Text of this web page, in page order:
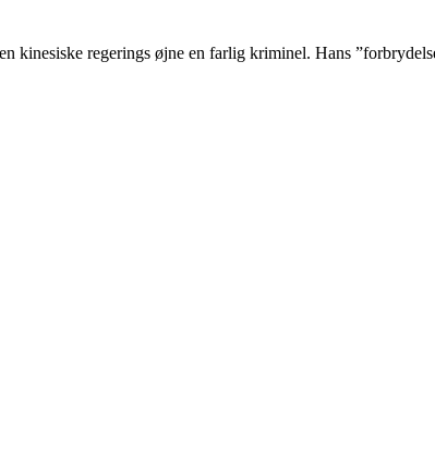
kinesiske regerings øjne en farlig kriminel. Hans